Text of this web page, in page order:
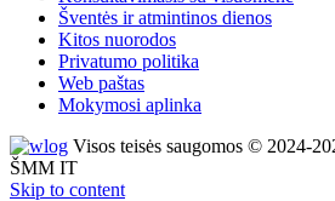
Šventės ir atmintinos dienos
Kitos nuorodos
Privatumo politika
Web paštas
Mokymosi aplinka
Visos teisės saugomos © 2024-
ŠMM IT
Skip to content